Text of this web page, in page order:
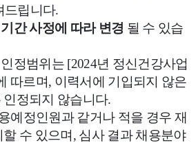
드립니다.
간 사정에 따라 변경 될 수 있습
정범위는 [2024년 정신건강사업
따르며, 이력서에 기입되지 않은
인정되지 않습니다.
예정인원과 같거나 적을 경우 재
수 있으며, 심사 결과 채용분야